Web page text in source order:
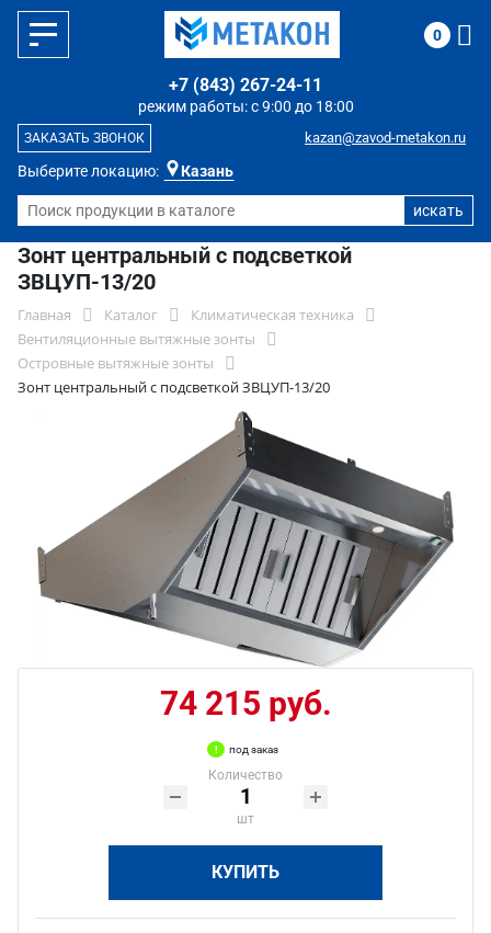
Выберите локацию: Казань
режим работы: с 9:00 до 18:00
+7 (843) 267-24-11
kazan@zavod-metakon.ru
ЗАКАЗАТЬ ЗВОНОК
0
Зонт центральный с подсветкой
ЗВЦУП-13/20
Главная Каталог
Климатическая техника
Вентиляционные вытяжные зонты
Островные вытяжные зонты
Зонт центральный с подсветкой ЗВЦУП-13/20
74 215 руб.
под заказ
Количество
шт
КУПИТЬ